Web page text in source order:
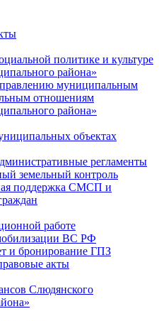
политике и культуре
района»
муниципальным
отношениям
района»
объектах
регламенты
земельный контроль
поддержка СМСП и
работе
ВС РФ
и бронирование ГПЗ
акты
Слюдянского